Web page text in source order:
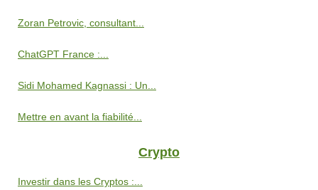
Zoran Petrovic, consultant...
ChatGPT France :...
Sidi Mohamed Kagnassi : Un...
Mettre en avant la fiabilité...
Crypto
Investir dans les Cryptos :...